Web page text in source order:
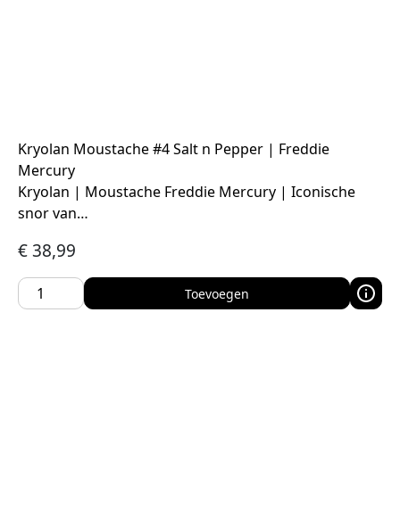
Kryolan Moustache #4 Salt n Pepper | Freddie
Mercury
Kryolan | Moustache Freddie Mercury | Iconische
snor van…
€38,99
Toevoegen